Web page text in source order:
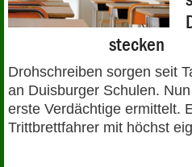
PANORAMA
stecken
Drohschreiben sorgen seit
an Duisburger Schulen.
erste Verdächtige ermittelt.
Trittbrettfahrer mit höchst